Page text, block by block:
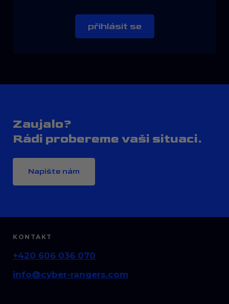
přihlásit se
Zaujalo?
Rádi probereme vaši situaci.
Napište nám
KONTAKT
+420 606 036 070
info@cyber-rangers.com